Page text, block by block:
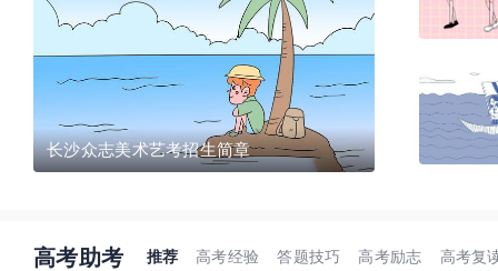
长沙众志美术艺考招生简章
高考助考 推荐 高考经验 答题技巧 高考励志 高考复